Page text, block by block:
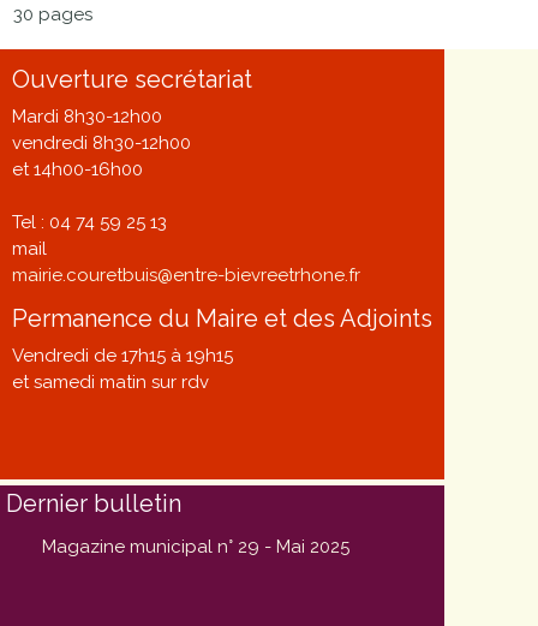
30 pages
Ouverture secrétariat
Mardi 8h30-12h00
vendredi 8h30-12h00
et 14h00-16h00
Tel : 04 74 59 25 13
mail
mairie.couretbuis@entre-bievreetrhone.fr
Permanence du Maire et des Adjoints
Vendredi de 17h15 à 19h15
et samedi matin sur rdv
Dernier bulletin
Magazine municipal n° 29 - Mai 2025